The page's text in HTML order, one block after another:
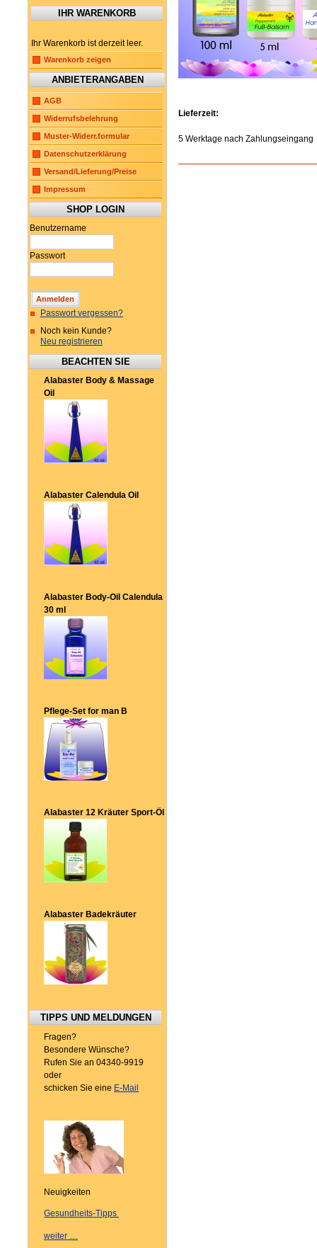
IHR WARENKORB
Ihr Warenkorb ist derzeit leer.
Warenkorb zeigen
ANBIETERANGABEN
AGB
Widerrufsbelehrung
Muster-Widerr.formular
Datenschutzerklärung
Versand/Lieferung/Preise
Impressum
SHOP LOGIN
Benutzername
Passwort
Passwort vergessen?
Noch kein Kunde?
Neu registrieren
BEACHTEN SIE
Alabaster Body & Massage
Oil
Alabaster Calendula Oil
Alabaster Body-Oil Calendula
30 ml
Pflege-Set for man B
Alabaster 12 Kräuter Sport-Öl
Alabaster Badekräuter
TIPPS UND MELDUNGEN
Fragen?
Besondere Wünsche?
Rufen Sie an 04340-9919
oder
schicken Sie eine E-Mail
Neuigkeiten
Gesundheits-Tipps
weiter …
Lieferzeit:
5 Werktage nach Zahlungseingang